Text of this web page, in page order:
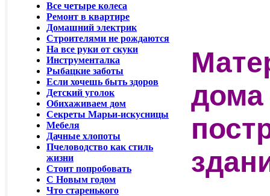
Все четыре колеса
Ремонт в квартире
Домашний электрик
Строителями не рождаются
На все руки от скуки
Инструменталка
Рыбацкие заботы
Если хочешь быть здоров
Детский уголок
Обихаживаем дом
Секреты Марьи-искусницы
Мебеля
Дачные хлопоты
Пчеловодство как стиль
жизни
Стоит попробовать
С Новым годом
Что старенького
дома